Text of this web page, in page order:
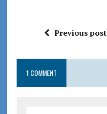
Previous post
1 COMMENT